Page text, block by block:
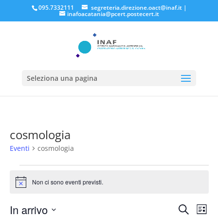
095.7332111 segreteria.direzione.oact@inaf.it|
inafoacatania@pcert.postecert.it
Seleziona una pagina
cosmologia
Eventi cosmologia
Eventi
Notice Non ci sono eventi previsti.
Eventi
CercaLista
In arrivo